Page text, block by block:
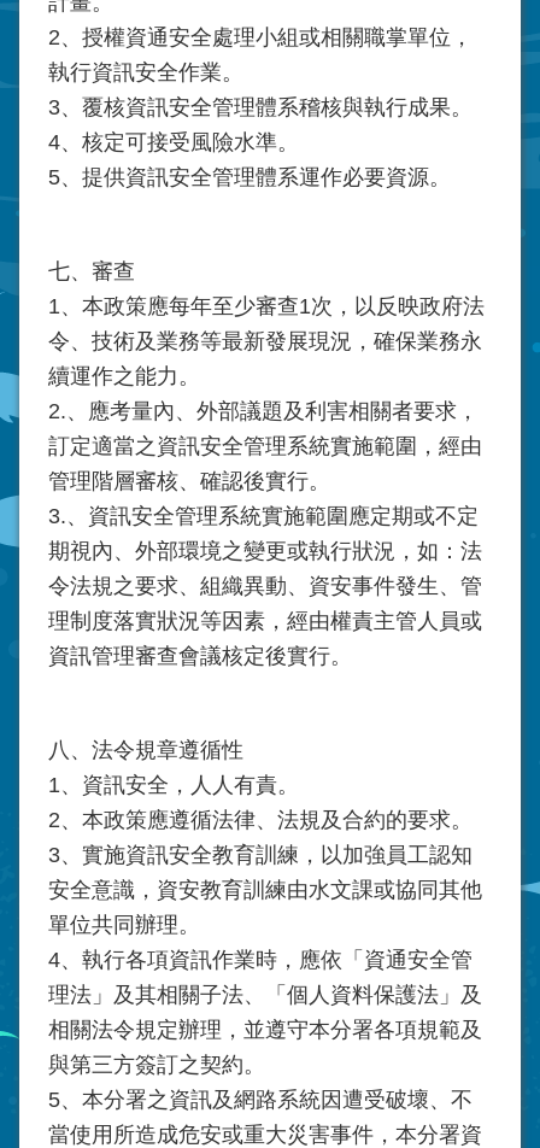
2、授權資通安全處理小組或相關職掌單位，
執行資訊安全作業。
3、覆核資訊安全管理體系稽核與執行成果。
4、核定可接受風險水準。
5、提供資訊安全管理體系運作必要資源。
七、審查
1、本政策應每年至少審查1次，以反映政府法
令、技術及業務等最新發展現況，確保業務永
續運作之能力。
2.、應考量內、外部議題及利害相關者要求，
訂定適當之資訊安全管理系統實施範圍，經由
管理階層審核、確認後實行。
3.、資訊安全管理系統實施範圍應定期或不定
期視內、外部環境之變更或執行狀況，如：法
令法規之要求、組織異動、資安事件發生、管
理制度落實狀況等因素，經由權責主管人員或
資訊管理審查會議核定後實行。
八、法令規章遵循性
1、資訊安全，人人有責。
2、本政策應遵循法律、法規及合約的要求。
3、實施資訊安全教育訓練，以加強員工認知
安全意識，資安教育訓練由水文課或協同其他
單位共同辦理。
4、執行各項資訊作業時，應依「資通安全管
理法」及其相關子法、「個人資料保護法」及
相關法令規定辦理，並遵守本分署各項規範及
與第三方簽訂之契約。
5、本分署之資訊及網路系統因遭受破壞、不
當使用所造成危安或重大災害事件，本分署資